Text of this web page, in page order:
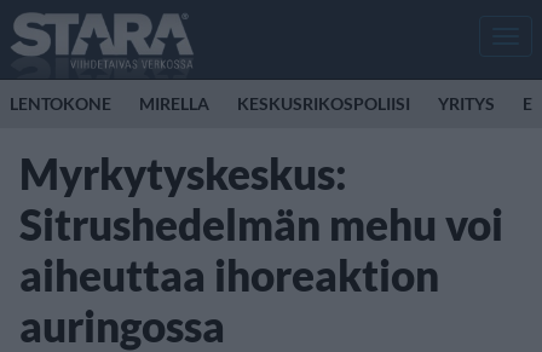
LENTOKONE MIRELLA KESKUSRIKOSPOLIISI YRITYS
Myrkytyskeskus:
Sitrushedelmän mehu voi
aiheuttaa ihoreaktion
auringossa